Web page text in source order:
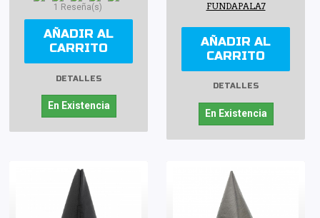
1 Reseña(s)
AÑADIR AL
CARRITO
DETALLES
En Existencia
FUNDAPALA7
AÑADIR AL
CARRITO
DETALLES
En Existencia